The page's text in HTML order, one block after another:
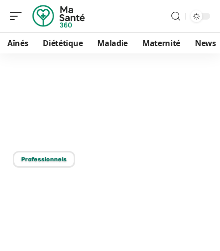
Aînés Diététique Maladie Maternité News
Professionnels